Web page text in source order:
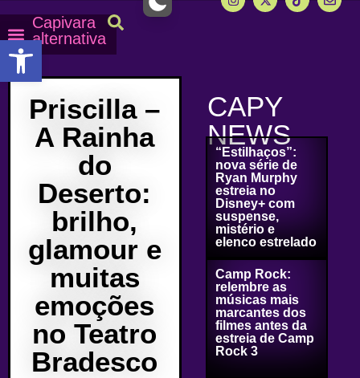
Capivara
alternativa
Priscilla –
A Rainha
do
Deserto:
brilho,
glamour e
muitas
emoções
no Teatro
Bradesco
CAPY
NEWS
“Estilhaços”:
nova série de
Ryan Murphy
estreia no
Disney+ com
suspense,
mistério e
elenco estrelado
Camp Rock:
relembre as
músicas mais
marcantes dos
filmes antes da
estreia de Camp
Rock 3
Abrir a barra de ferramentas